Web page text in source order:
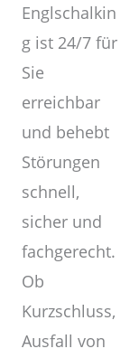
Englschalkin
g ist 24/7 für
Sie
erreichbar
und behebt
Störungen
schnell,
sicher und
fachgerecht.
Ob
Kurzschluss,
Ausfall von